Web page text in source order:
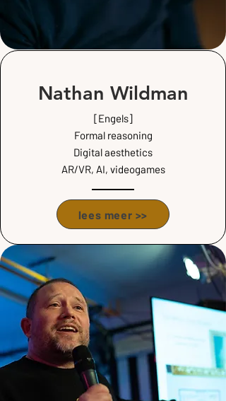
Nathan Wildman
[Engels]
Formal reasoning
Digital aesthetics
AR/VR, AI, videogames
lees meer >>